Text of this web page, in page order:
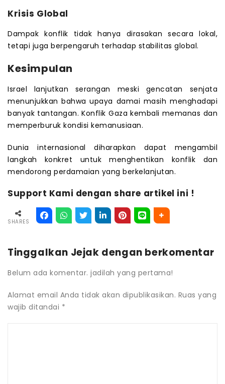
Krisis Global
Dampak konflik tidak hanya dirasakan secara lokal,
tetapi juga berpengaruh terhadap stabilitas global.
Kesimpulan
Israel lanjutkan serangan meski gencatan senjata
menunjukkan bahwa upaya damai masih menghadapi
banyak tantangan. Konflik Gaza kembali memanas dan
memperburuk kondisi kemanusiaan.
Dunia internasional diharapkan dapat mengambil
langkah konkret untuk menghentikan konflik dan
mendorong perdamaian yang berkelanjutan.
Support Kami dengan share artikel ini !
SHARES
Tinggalkan Jejak dengan berkomentar
Belum ada komentar. jadilah yang pertama!
Alamat email Anda tidak akan dipublikasikan. Ruas yang
wajib ditandai *